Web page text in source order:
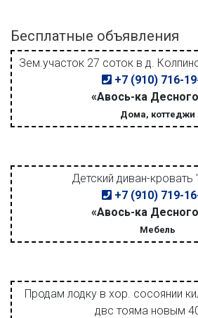
Бесплатные объявления
Зем.участок 27 соток в д.
+7 (910) 716-
«Авось-ка
Дома, коттеджи
Детский диван-
+7 (910) 719-
«Авось-ка
Мебель
Продам лодку в хор. сосоянии
двс тояма новым